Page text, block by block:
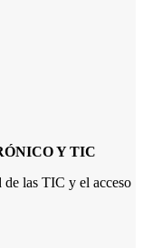
Y TIC
las TIC y el acceso